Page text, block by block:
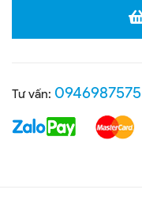
Tư vấn: 0946987575